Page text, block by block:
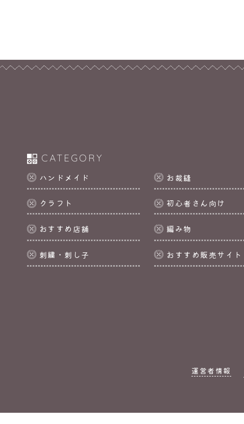
CATEGORY
ハンドメイド お裁縫
クラフト 初心者さん向け
おすすめ店舗 編み物
刺繍・刺し子 おすすめ販売サイト
運営者情報